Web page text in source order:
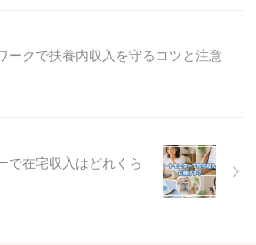
ークで扶養内収入を守るコツと注意
で在宅収入はどれくら